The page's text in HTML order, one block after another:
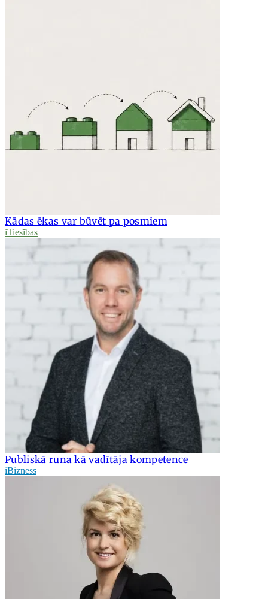
Kādas ēkas var būvēt pa posmiem
iTiesības
Publiskā runa kā vadītāja kompetence
iBizness